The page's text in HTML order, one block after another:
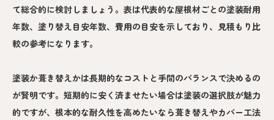
て総合的に検討しましょう。表は代表的な屋根材ごとの塗装耐用
年数、塗り替え目安年数、費用の目安を示しており、見積もり比
較の参考になります。
塗装か葺き替えかは長期的なコストと手間のバランスで決めるの
が賢明です。短期的に安く済ませたい場合は塗装の選択肢が魅力
的ですが、根本的な耐久性を高めたいなら葺き替えやカバー工法